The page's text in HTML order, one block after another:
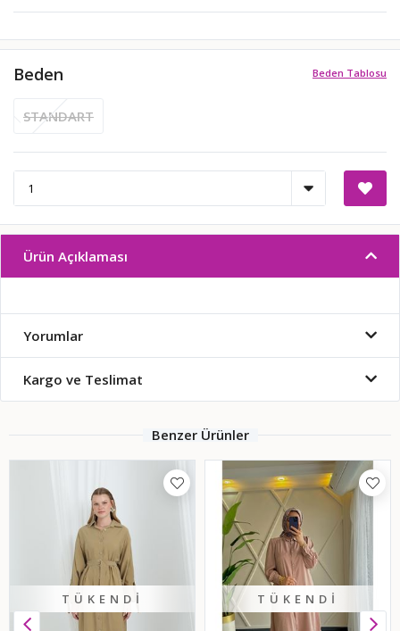
Beden Tablosu
Beden
STANDART
Ürün Açıklaması
Yorumlar
Kargo ve Teslimat
Benzer Ürünler
TÜKENDI TÜKENDI